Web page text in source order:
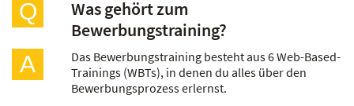
Q
Was gehört zum
Bewerbungstraining?
A
Das Bewerbungstraining besteht aus 6 Web-Based-
Trainings (WBTs), in denen du alles über den
Bewerbungsprozess erlernst.